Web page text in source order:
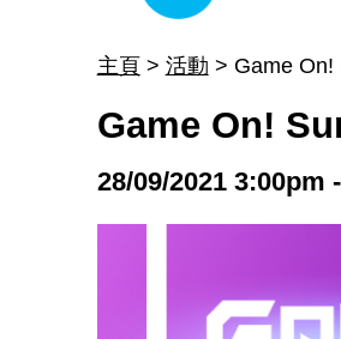
主頁> 活動 > Game On!
Game On!
28/09/2021 3:00pm